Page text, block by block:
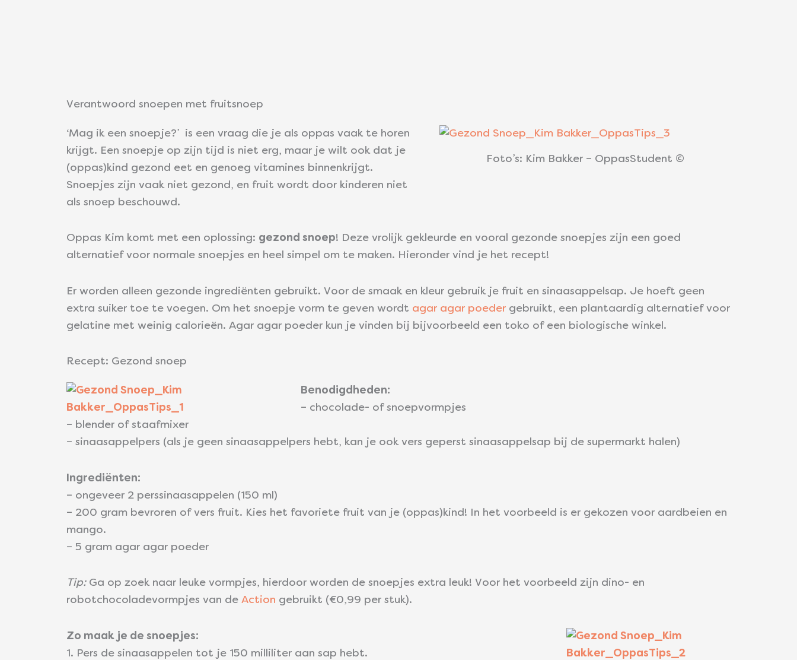
Verantwoord snoepen met fruitsnoep
Foto’s: Kim Bakker – OppasStudent ©
‘Mag ik een snoepje?’ is een vraag die je als oppas vaak te horen
krijgt. Een snoepje op zijn tijd is niet erg, maar je wilt ook dat je
(oppas)kind gezond eet en genoeg vitamines binnenkrijgt.
Snoepjes zijn vaak niet gezond, en fruit wordt door kinderen niet
als snoep beschouwd.
Oppas Kim komt met een oplossing: gezond snoep! Deze vrolijk gekleurde en vooral gezonde snoepjes zijn een goed
alternatief voor normale snoepjes en heel simpel om te maken. Hieronder vind je het recept!
Er worden alleen gezonde ingrediënten gebruikt. Voor de smaak en kleur gebruik je fruit en sinaasappelsap. Je hoeft geen
extra suiker toe te voegen. Om het snoepje vorm te geven wordt agar agar poeder gebruikt, een plantaardig alternatief voor
gelatine met weinig calorieën. Agar agar poeder kun je vinden bij bijvoorbeeld een toko of een biologische winkel.
Recept: Gezond snoep
Benodigdheden:
– chocolade- of snoepvormpjes
– blender of staafmixer
– sinaasappelpers (als je geen sinaasappelpers hebt, kan je ook vers geperst sinaasappelsap bij de supermarkt halen)
Ingrediënten:
– ongeveer 2 perssinaasappelen (150 ml)
– 200 gram bevroren of vers fruit. Kies het favoriete fruit van je (oppas)kind! In het voorbeeld is er gekozen voor aardbeien en
mango.
– 5 gram agar agar poeder
Tip:Ga op zoek naar leuke vormpjes, hierdoor worden de snoepjes extra leuk! Voor het voorbeeld zijn dino- en
robotchocoladevormpjes van de Action gebruikt (€0,99 per stuk).
Zo maak je de snoepjes:
1. Pers de sinaasappelen tot je 150 milliliter aan sap hebt.